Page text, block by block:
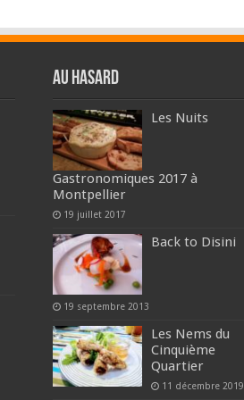
Au hasard
Les Nuits
Gastronomiques 2017 à
Montpellier
19 juillet 2017
Back to Disini
19 septembre 2013
Les Nems du
Cinquième
Quartier
11 décembre 2019